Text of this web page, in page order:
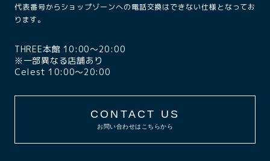
代表番号からショップゾーンへの電話交換はできない仕様となってお
ります。
THREE本館 10:00〜20:00
※一部異なる店舗あり
Celest 10:00〜20:00
CONTACT US
お問い合わせはこちらから